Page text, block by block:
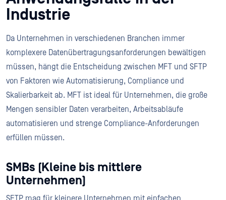
Industrie
Da Unternehmen in verschiedenen Branchen immer
komplexere Datenübertragungsanforderungen bewältigen
müssen, hängt die Entscheidung zwischen MFT und SFTP
von Faktoren wie Automatisierung, Compliance und
Skalierbarkeit ab. MFT ist ideal für Unternehmen, die große
Mengen sensibler Daten verarbeiten, Arbeitsabläufe
automatisieren und strenge Compliance-Anforderungen
erfüllen müssen.
SMBs (Kleine bis mittlere
Unternehmen)